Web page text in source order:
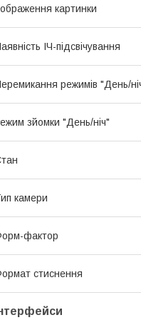
картинки
ІЧ-підсвічування
режимів "День/
зйомки "День/ніч"
камери
фактор
стиснення